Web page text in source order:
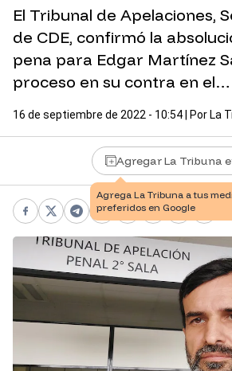
El Tribunal de Apelaciones,
de CDE, confirmó la
pena para Edgar Martínez
proceso en su contra en el…
16 de septiembre de 2022 - 10:54 | Por La
Agregar La Tribuna
Facebook
X Telegram
WhatsApp
Pinterest
LinkedIn
Print